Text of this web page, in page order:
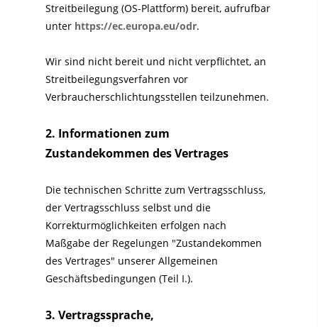
Streitbeilegung (OS-Plattform) bereit, aufrufbar
unter https://ec.europa.eu/odr.
Wir sind nicht bereit und nicht verpflichtet, an
Streitbeilegungsverfahren vor
Verbraucherschlichtungsstellen teilzunehmen.
2. Informationen zum
Zustandekommen des Vertrages
Die technischen Schritte zum Vertragsschluss,
der Vertragsschluss selbst und die
Korrekturmöglichkeiten erfolgen nach
Maßgabe der Regelungen "Zustandekommen
des Vertrages" unserer Allgemeinen
Geschäftsbedingungen (Teil I.).
3. Vertragssprache,